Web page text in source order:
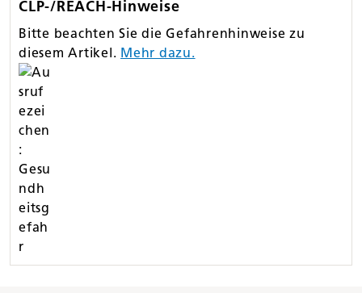
CLP-/REACH-Hinweise
Bitte beachten Sie die Gefahrenhinweise zu
diesem Artikel. Mehr dazu.